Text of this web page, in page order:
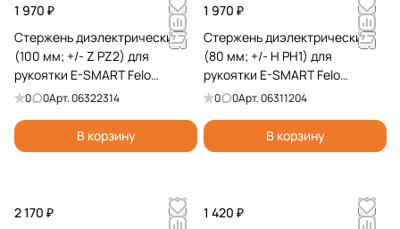
1 970 ₽
Стержень диэлектрический
(100 мм; +/- Z PZ2) для
рукоятки E-SMART Felo
06322314
0 0Арт.06322314
В корзину
1 970 ₽
Стержень диэлектрический
(80 мм; +/- H PH1) для
рукоятки E-SMART Felo
06311204
0 0Арт.06311204
В корзину
2 170 ₽
1 420 ₽